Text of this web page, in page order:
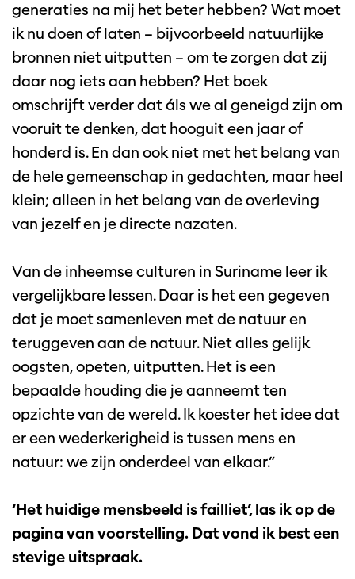
generaties na mij het beter hebben? Wat moet
ik nu doen of laten – bijvoorbeeld natuurlijke
bronnen niet uitputten – om te zorgen dat zij
daar nog iets aan hebben? Het boek
omschrijft verder dat áls we al geneigd zijn om
vooruit te denken, dat hooguit een jaar of
honderd is. En dan ook niet met het belang van
de hele gemeenschap in gedachten, maar heel
klein; alleen in het belang van de overleving
van jezelf en je directe nazaten.
Van de inheemse culturen in Suriname leer ik
vergelijkbare lessen. Daar is het een gegeven
dat je moet samenleven met de natuur en
teruggeven aan de natuur. Niet alles gelijk
oogsten, opeten, uitputten. Het is een
bepaalde houding die je aanneemt ten
opzichte van de wereld. Ik koester het idee dat
er een wederkerigheid is tussen mens en
natuur: we zijn onderdeel van elkaar.”
‘Het huidige mensbeeld is failliet’, las ik op de
pagina van voorstelling. Dat vond ik best een
stevige uitspraak.